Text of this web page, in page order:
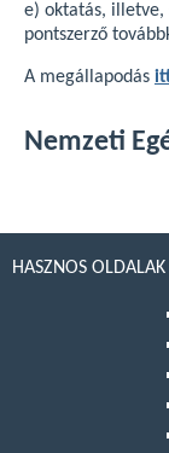
e) oktatás, illetve,
pontszerző
A megállapodás
Nemzeti
HASZNOS OLDALAK